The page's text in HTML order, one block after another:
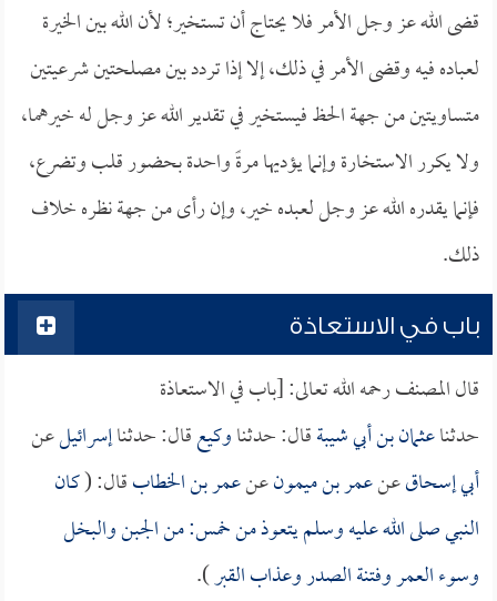
قضى الله عز وجل الأمر فلا يحتاج أن تستخير؛ لأن الله بين الخيرة
لعباده فيه وقضى الأمر في ذلك، إلا إذا تردد بين مصلحتين شرعيتين
متساويتين من جهة الحظ فيستخير في تقدير الله عز وجل له خيرهما،
ولا يكرر الاستخارة وإنما يؤديها مرةً واحدة بحضور قلب وتضرع،
فإنما يقدره الله عز وجل لعبده خير، وإن رأى من جهة نظره خلاف
ذلك.
باب في الاستعاذة
قال المصنف رحمه الله تعالى: [باب في الاستعاذة
حدثناعثمان بن أبي شيبةقال: حدثناوكيعقال: حدثناإسرائيلعن
أبي إسحاقعنعمر بن ميمونعنعمر بن الخطابقال: (كان
النبي صلى الله عليه وسلم يتعوذ من خمس: من الجبن والبخل
وسوء العمر وفتنة الصدر وعذاب القبر).